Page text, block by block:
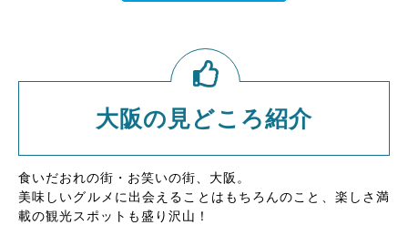
大阪の見どころ紹介
食いだおれの街・お笑いの街、大阪。
美味しいグルメに出会えることはもちろんのこと、楽しさ満
載の観光スポットも盛り沢山！